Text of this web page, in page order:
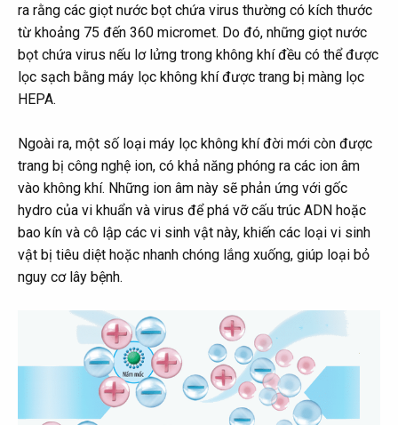
ra rằng các giọt nước bọt chứa virus thường có kích thước
từ khoảng 75 đến 360 micromet. Do đó, những giọt nước
bọt chứa virus nếu lơ lửng trong không khí đều có thể được
lọc sạch bằng máy lọc không khí được trang bị màng lọc
HEPA.
Ngoài ra, một số loại máy lọc không khí đời mới còn được
trang bị công nghệ ion, có khả năng phóng ra các ion âm
vào không khí. Những ion âm này sẽ phản ứng với gốc
hydro của vi khuẩn và virus để phá vỡ cấu trúc ADN hoặc
bao kín và cô lập các vi sinh vật này, khiến các loại vi sinh
vật bị tiêu diệt hoặc nhanh chóng lắng xuống, giúp loại bỏ
nguy cơ lây bệnh.